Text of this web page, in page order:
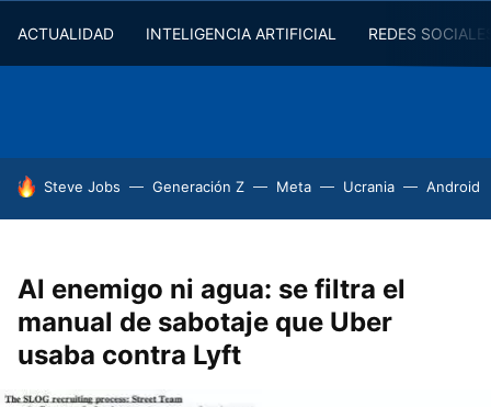
ACTUALIDAD INTELIGENCIA ARTIFICIAL REDES
HOY SE HABLA DE
Steve Jobs Generación Z Meta Ucrania Android
Al enemigo ni agua: se filtra el
manual de sabotaje que Uber
usaba contra Lyft